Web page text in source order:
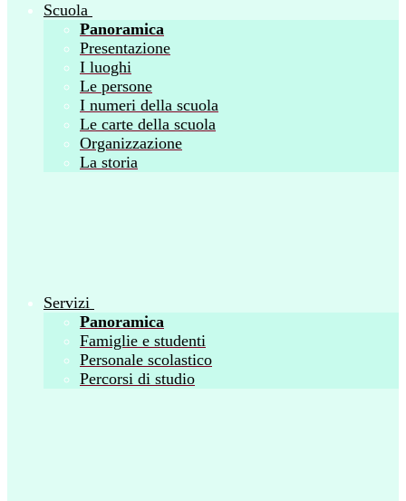
Scuola
Panoramica
Presentazione
I luoghi
Le persone
I numeri della scuola
Le carte della scuola
Organizzazione
La storia
Servizi
Panoramica
Famiglie e studenti
Personale scolastico
Percorsi di studio